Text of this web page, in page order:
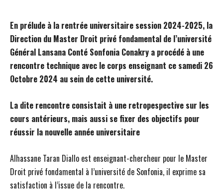
En prélude à la rentrée universitaire session 2024-2025, la
Direction du Master Droit privé fondamental de l’université
Général Lansana Conté Sonfonia Conakry a procédé à une
rencontre technique avec le corps enseignant ce samedi 26
Octobre 2024 au sein de cette université.
La dite rencontre consistait à une retropespective sur les
cours antérieurs, mais aussi se fixer des objectifs pour
réussir la nouvelle année universitaire
Alhassane Taran Diallo est enseignant-chercheur pour le Master
Droit privé fondamental à l’université de Sonfonia, il exprime sa
satisfaction à l’issue de la rencontre.